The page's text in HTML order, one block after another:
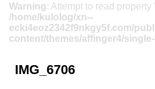
Warning: Attempt to read
/home/kulolog/xn--
ecki4eoz2342f9nkgy5f.com/
content/themes/affinger4/
IMG_6706